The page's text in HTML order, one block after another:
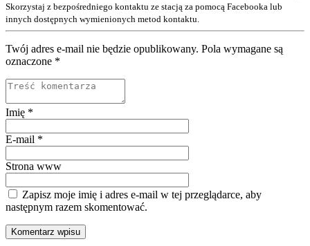
Skorzystaj z bezpośredniego kontaktu ze stacją za pomocą Facebooka lub
innych dostępnych wymienionych metod kontaktu.
Twój adres e-mail nie będzie opublikowany. Pola wymagane są
oznaczone *
Imię *
E-mail *
Strona www
Zapisz moje imię i adres e-mail w tej przeglądarce, aby
następnym razem skomentować.